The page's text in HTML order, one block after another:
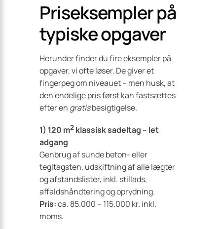
Priseksempler på
typiske opgaver
Herunder finder du fire eksempler på
opgaver, vi ofte løser. De giver et
fingerpeg om niveauet – men husk, at
den endelige pris først kan fastsættes
efter en gratisbesigtigelse.
1) 120 m2 klassisk sadeltag – let
adgang
Genbrug af sunde beton- eller
tegltagsten, udskiftning af alle lægter
og afstandslister, inkl. stillads,
affaldshåndtering og oprydning.
Pris:ca. 85.000 – 115.000 kr. inkl.
moms.